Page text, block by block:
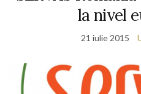
la nivel
21 iulie 2015